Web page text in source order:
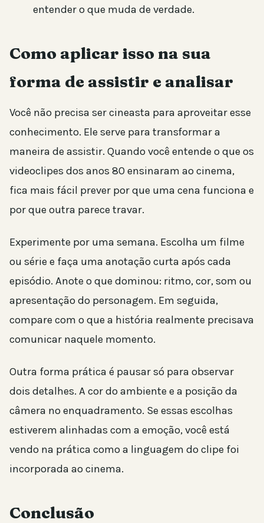
entender o que muda de verdade.
Como aplicar isso na sua
forma de assistir e analisar
Você não precisa ser cineasta para aproveitar esse
conhecimento. Ele serve para transformar a
maneira de assistir. Quando você entende o que os
videoclipes dos anos 80 ensinaram ao cinema,
fica mais fácil prever por que uma cena funciona e
por que outra parece travar.
Experimente por uma semana. Escolha um filme
ou série e faça uma anotação curta após cada
episódio. Anote o que dominou: ritmo, cor, som ou
apresentação do personagem. Em seguida,
compare com o que a história realmente precisava
comunicar naquele momento.
Outra forma prática é pausar só para observar
dois detalhes. A cor do ambiente e a posição da
câmera no enquadramento. Se essas escolhas
estiverem alinhadas com a emoção, você está
vendo na prática como a linguagem do clipe foi
incorporada ao cinema.
Conclusão